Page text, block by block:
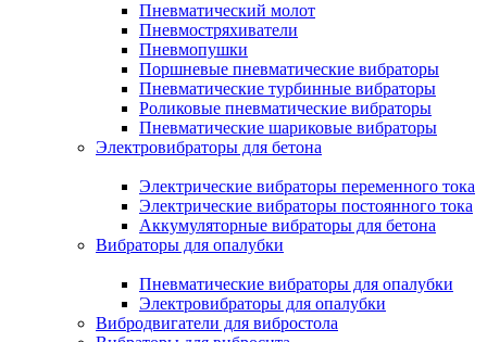
Пневматический молот
Пневмостряхиватели
Пневмопушки
Поршневые пневматические вибраторы
Пневматические турбинные вибраторы
Роликовые пневматические вибраторы
Пневматические шариковые вибраторы
Электровибраторы для бетона
Электрические вибраторы переменного тока
Электрические вибраторы постоянного тока
Аккумуляторные вибраторы для бетона
Вибраторы для опалубки
Пневматические вибраторы для опалубки
Электровибраторы для опалубки
Вибродвигатели для вибростола